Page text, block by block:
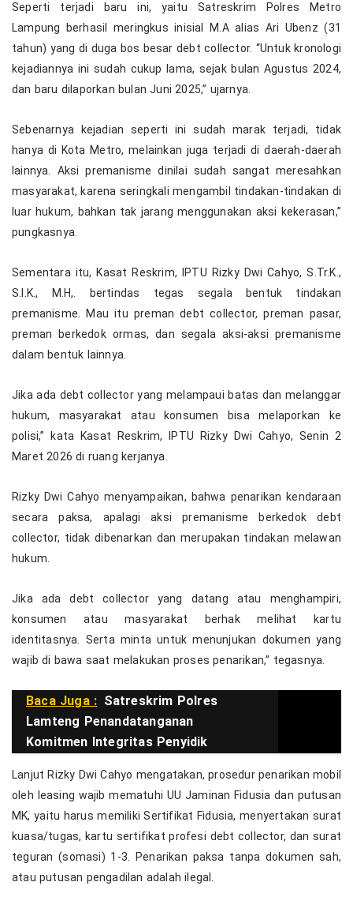
Seperti terjadi baru ini, yaitu Satreskrim Polres Metro
Lampung berhasil meringkus inisial M.A alias Ari Ubenz (31
tahun) yang di duga bos besar debt collector. “Untuk kronologi
kejadiannya ini sudah cukup lama, sejak bulan Agustus 2024,
dan baru dilaporkan bulan Juni 2025,” ujarnya.
Sebenarnya kejadian seperti ini sudah marak terjadi, tidak
hanya di Kota Metro, melainkan juga terjadi di daerah-daerah
lainnya. Aksi premanisme dinilai sudah sangat meresahkan
masyarakat, karena seringkali mengambil tindakan-tindakan di
luar hukum, bahkan tak jarang menggunakan aksi kekerasan,”
pungkasnya.
Sementara itu, Kasat Reskrim, IPTU Rizky Dwi Cahyo, S.Tr.K.,
S.I.K., M.H,. bertindas tegas segala bentuk tindakan
premanisme. Mau itu preman debt collector, preman pasar,
preman berkedok ormas, dan segala aksi-aksi premanisme
dalam bentuk lainnya.
Jika ada debt collector yang melampaui batas dan melanggar
hukum, masyarakat atau konsumen bisa melaporkan ke
polisi,” kata Kasat Reskrim, IPTU Rizky Dwi Cahyo, Senin 2
Maret 2026 di ruang kerjanya.
Rizky Dwi Cahyo menyampaikan, bahwa penarikan kendaraan
secara paksa, apalagi aksi premanisme berkedok debt
collector, tidak dibenarkan dan merupakan tindakan melawan
hukum.
Jika ada debt collector yang datang atau menghampiri,
konsumen atau masyarakat berhak melihat kartu
identitasnya. Serta minta untuk menunjukan dokumen yang
wajib di bawa saat melakukan proses penarikan,” tegasnya.
Baca Juga : Satreskrim Polres
Lamteng Penandatanganan
Komitmen Integritas Penyidik
Lanjut Rizky Dwi Cahyo mengatakan, prosedur penarikan mobil
oleh leasing wajib mematuhi UU Jaminan Fidusia dan putusan
MK, yaitu harus memiliki Sertifikat Fidusia, menyertakan surat
kuasa/tugas, kartu sertifikat profesi debt collector, dan surat
teguran (somasi) 1-3. Penarikan paksa tanpa dokumen sah,
atau putusan pengadilan adalah ilegal.